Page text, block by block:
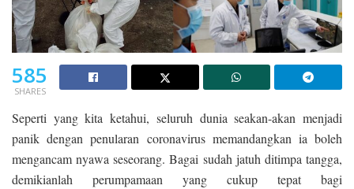
585
SHARES
Seperti yang kita ketahui, seluruh dunia seakan-akan menjadi
panik dengan penularan coronavirus memandangkan ia boleh
mengancam nyawa seseorang. Bagai sudah jatuh ditimpa tangga,
demikianlah perumpamaan yang cukup tepat bagi